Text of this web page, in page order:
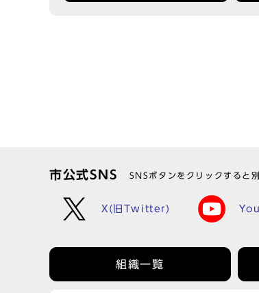
市公式SNS SNSボタンをクリックすると
X(旧Twitter)
組織一覧